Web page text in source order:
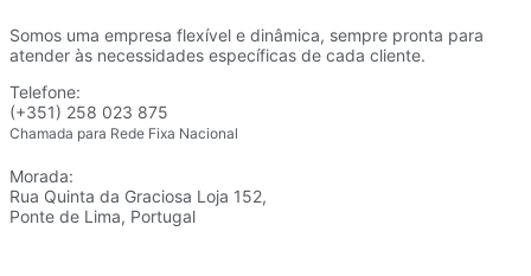
Somos uma empresa flexível e dinâmica, sempre pronta para
atender às necessidades específicas de cada cliente.
Telefone:
(+351) 258 023 875
Chamada para Rede Fixa Nacional
Morada:
Rua Quinta da Graciosa Loja 152,
Ponte de Lima, Portugal